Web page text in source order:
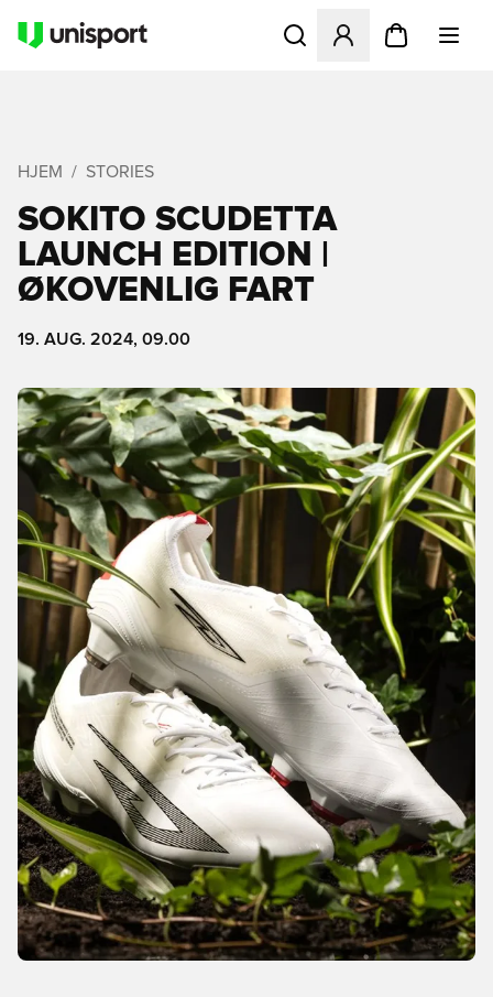
Åbner en Modal til at
HJEM STORIES
SOKITO SCUDETTA
LAUNCH EDITION |
ØKOVENLIG FART
19. AUG. 2024, 09.00